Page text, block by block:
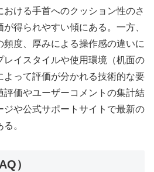
ける手首へのクッション性のさ
得られやすい傾にある。一方、
度、厚みによる操作感の違いに
レイスタイルや使用環境（机面の
よって評価が分かれる技術的な要
評価やユーザーコメントの集計結
ジや公式サポートサイトで最新の
。
）